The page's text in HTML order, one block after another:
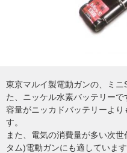
東京マルイ製電動ガンの、ミ
た、ニッケル水素バッテリーで
容量がニッカドバッテリーよ
す。
また、電気の消費量が多い次
タム)電動ガンにも適しています